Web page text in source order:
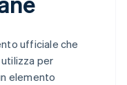
ufficiale che
per
elemento